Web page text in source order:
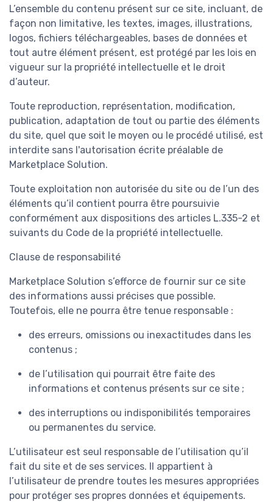
L’ensemble du contenu présent sur ce site, incluant, de
façon non limitative, les textes, images, illustrations,
logos, fichiers téléchargeables, bases de données et
tout autre élément présent, est protégé par les lois en
vigueur sur la propriété intellectuelle et le droit
d’auteur.
Toute reproduction, représentation, modification,
publication, adaptation de tout ou partie des éléments
du site, quel que soit le moyen ou le procédé utilisé, est
interdite sans l'autorisation écrite préalable de
Marketplace Solution.
Toute exploitation non autorisée du site ou de l’un des
éléments qu’il contient pourra être poursuivie
conformément aux dispositions des articles L.335-2 et
suivants du Code de la propriété intellectuelle.
Clause de responsabilité
Marketplace Solution s’efforce de fournir sur ce site
des informations aussi précises que possible.
Toutefois, elle ne pourra être tenue responsable :
des erreurs, omissions ou inexactitudes dans les
contenus ;
de l’utilisation qui pourrait être faite des
informations et contenus présents sur ce site ;
des interruptions ou indisponibilités temporaires
ou permanentes du service.
L’utilisateur est seul responsable de l’utilisation qu’il
fait du site et de ses services. Il appartient à
l’utilisateur de prendre toutes les mesures appropriées
pour protéger ses propres données et équipements.